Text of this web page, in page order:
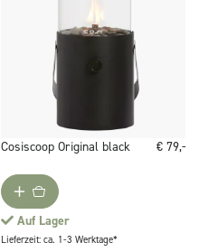
Cosiscoop Original black € 79,-
Auf Lager
Lieferzeit: ca. 1-3 Werktage*